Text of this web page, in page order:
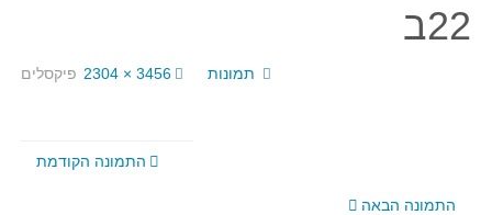
22ב
3456 × 2304 פיקסלים תמונות
התמונה הקודמת
התמונה הבאה